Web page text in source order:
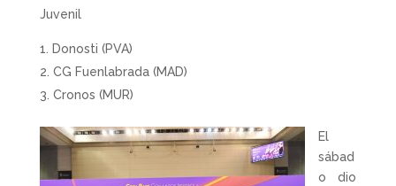
Juvenil
Donosti (PVA)
CG Fuenlabrada (MAD)
Cronos (MUR)
El
sábad
o dio